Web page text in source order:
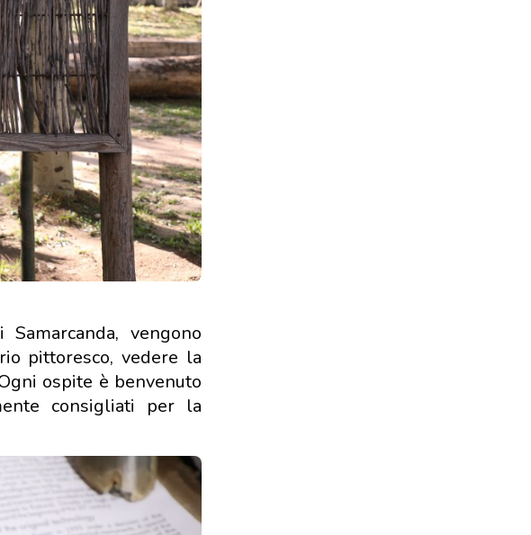
vengono
pittoresco, vedere la
ospite è benvenuto
consigliati per la